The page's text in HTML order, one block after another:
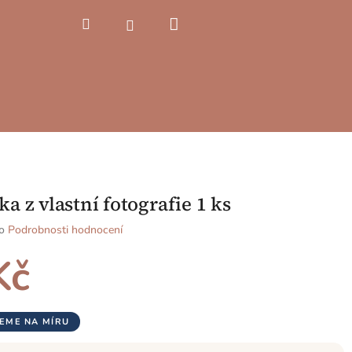
Hledat Přihlášení
z vlastní fotografie 1 ks
Podrobnosti hodnocení
NA MÍRU